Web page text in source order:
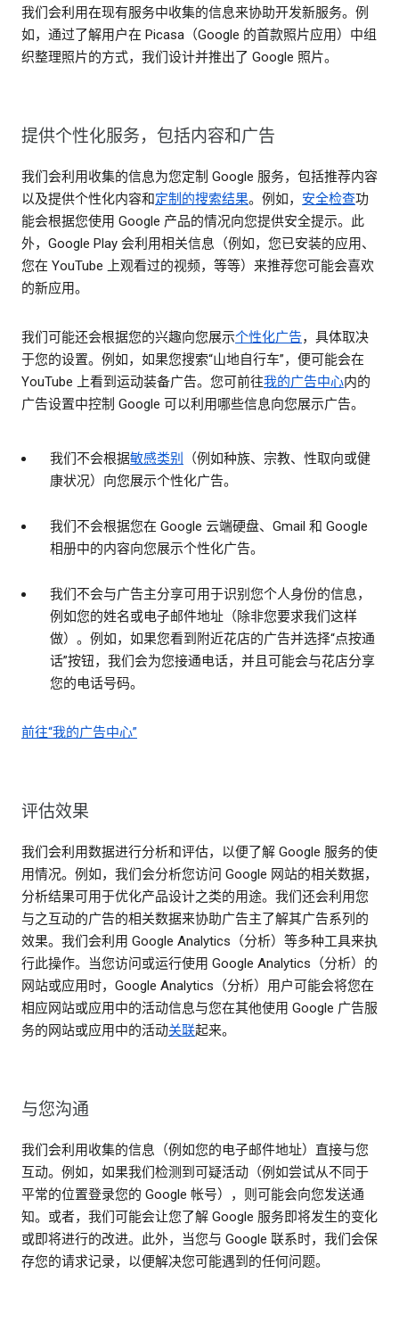
我们会利用在现有服务中收集的信息来协助开发新服务。例
如，通过了解用户在 Picasa（Google 的首款照片应用）中组
织整理照片的方式，我们设计并推出了 Google 照片。
提供个性化服务，包括内容和广告
我们会利用收集的信息为您定制 Google 服务，包括推荐内容
以及提供个性化内容和定制的搜索结果。例如， 安全检查功
能会根据您使用 Google 产品的情况向您提供安全提示。此
外，Google Play 会利用相关信息（例如，您已安装的应用、
您在 YouTube 上观看过的视频，等等）来推荐您可能会喜欢
的新应用。
我们可能还会根据您的兴趣向您展示个性化广告，具体取决
于您的设置。例如，如果您搜索“山地自行车”，便可能会在
YouTube 上看到运动装备广告。您可前往我的广告中心内的
广告设置中控制 Google 可以利用哪些信息向您展示广告。
我们不会根据敏感类别
（例如种族、宗教、性取向或健
康状况）向您展示个性化广告。
我们不会根据您在 Google 云端硬盘、Gmail 和 Google
相册中的内容向您展示个性化广告。
我们不会与广告主分享可用于识别您个人身份的信息，
例如您的姓名或电子邮件地址（除非您要求我们这样
做）。例如，如果您看到附近花店的广告并选择“点按通
话”按钮，我们会为您接通电话，并且可能会与花店分享
您的电话号码。
前往“我的广告中心”
评估效果
我们会利用数据进行分析和评估，以便了解 Google 服务的使
用情况。例如，我们会分析您访问 Google 网站的相关数据，
分析结果可用于优化产品设计之类的用途。我们还会利用您
与之互动的广告的相关数据来协助广告主了解其广告系列的
效果。我们会利用 Google Analytics（分析）等多种工具来执
行此操作。当您访问或运行使用 Google Analytics（分析）的
网站或应用时，Google Analytics（分析）用户可能会将您在
相应网站或应用中的活动信息与您在其他使用 Google 广告服
务的网站或应用中的活动关联起来。
与您沟通
我们会利用收集的信息（例如您的电子邮件地址）直接与您
互动。例如，如果我们检测到可疑活动（例如尝试从不同于
平常的位置登录您的 Google 帐号），则可能会向您发送通
知。或者，我们可能会让您了解 Google 服务即将发生的变化
或即将进行的改进。此外，当您与 Google 联系时，我们会保
存您的请求记录，以便解决您可能遇到的任何问题。